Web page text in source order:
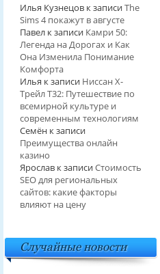
Илья Кузнецовк записиThe
Sims 4 покажут в августе
Павелк записи Камри 50:
Легенда на Дорогах и Как
Она Изменила Понимание
Комфорта
Илья к записи Ниссан Х-
Трейл T32: Путешествие по
всемирной культуре и
современным технологиям
Семёнк записи
Преимущества онлайн
казино
Ярославк записиСтоимость
SEO для региональных
сайтов: какие факторы
влияют на цену
Случайные новости